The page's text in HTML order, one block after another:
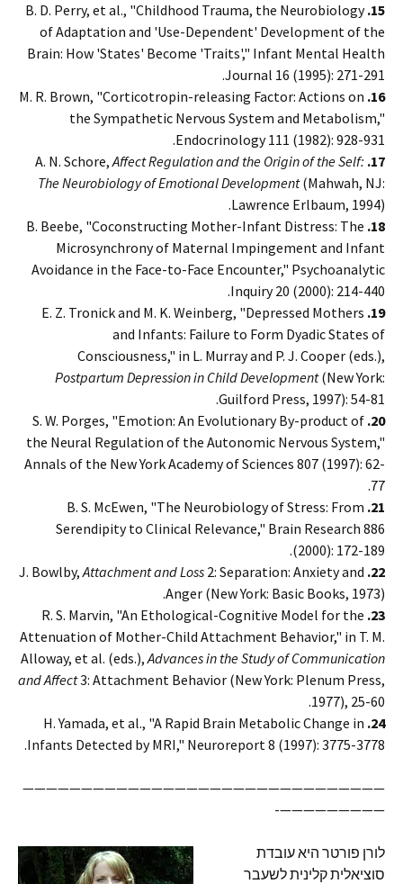
15.
B. D. Perry, et al., "Childhood Trauma, the Neurobiology
of Adaptation and 'Use-Dependent' Development of the
Brain: How 'States' Become 'Traits'," Infant Mental Health
Journal 16 (1995): 271-291.
16.
M. R. Brown, "Corticotropin-releasing Factor: Actions on
the Sympathetic Nervous System and Metabolism,"
Endocrinology 111 (1982): 928-931.
17.
Affect Regulation and the Origin of the Self:
The Neurobiology of Emotional Development(Mahwah, NJ:
Lawrence Erlbaum, 1994).
18.
B. Beebe, "Coconstructing Mother-Infant Distress: The
Microsynchrony of Maternal Impingement and Infant
Avoidance in the Face-to-Face Encounter," Psychoanalytic
Inquiry 20 (2000): 214-440.
19.
E. Z. Tronick and M. K. Weinberg, "Depressed Mothers
and Infants: Failure to Form Dyadic States of
Consciousness," in L. Murray and P. J. Cooper (eds.),
Postpartum Depression in Child Development(New York:
Guilford Press, 1997): 54-81.
20.
S. W. Porges, "Emotion: An Evolutionary By-product of
the Neural Regulation of the Autonomic Nervous System,"
Annals of the New York Academy of Sciences 807 (1997): 62-
77.
21.
B. S. McEwen, "The Neurobiology of Stress: From
Serendipity to Clinical Relevance," Brain Research 886
(2000): 172-189.
22.
Attachment and Loss 2: Separation: Anxiety and
Anger (New York: Basic Books, 1973).
23.
R. S. Marvin, "An Ethological-Cognitive Model for the
Attenuation of Mother-Child Attachment Behavior," in T. M.
Alloway, et al. (eds.),Advances in the Study of Communication
and Affect3: Attachment Behavior (New York: Plenum Press,
1977), 25-60.
24.
H. Yamada, et al., "A Rapid Brain Metabolic Change in
Infants Detected by MRI," Neuroreport 8 (1997): 3775-3778.
———————————————————————————————
—————————-
לורן פורטר היא עובדת
סוציאלית קלינית לשעבר